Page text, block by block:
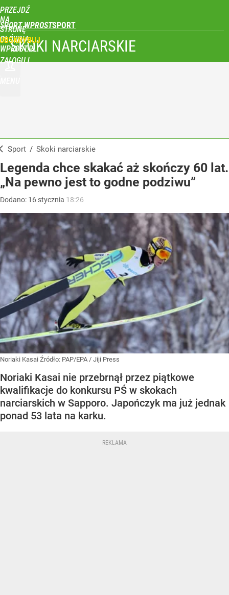
PRZEJDŹ
NA
STRONĘ
GŁÓWNĄ
WPROST.PL
SPORT WPROST
ZALOGUJ
SKOKI NARCIARSKIE
Sport / Skoki narciarskie
Legenda chce skakać aż skończy 60 lat.
„Na pewno jest to godne podziwu”
Dodano: 16 stycznia 18:26
Noriaki Kasai Źródło: PAP/EPA / Jiji Press
Noriaki Kasai nie przebrnął przez piątkowe
kwalifikacje do konkursu PŚ w skokach
narciarskich w Sapporo. Japończyk ma już jednak
ponad 53 lata na karku.